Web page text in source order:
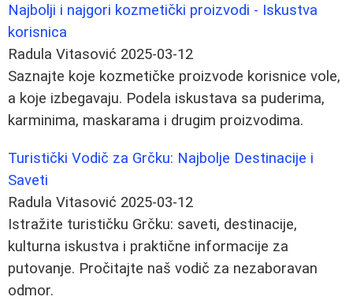
Najbolji i najgori kozmetički proizvodi - Iskustva
korisnica
Radula Vitasović 2025-03-12
Saznajte koje kozmetičke proizvode korisnice vole,
a koje izbegavaju. Podela iskustava sa puderima,
karminima, maskarama i drugim proizvodima.
Turistički Vodič za Grčku: Najbolje Destinacije i
Saveti
Radula Vitasović 2025-03-12
Istražite turističku Grčku: saveti, destinacije,
kulturna iskustva i praktične informacije za
putovanje. Pročitajte naš vodič za nezaboravan
odmor.